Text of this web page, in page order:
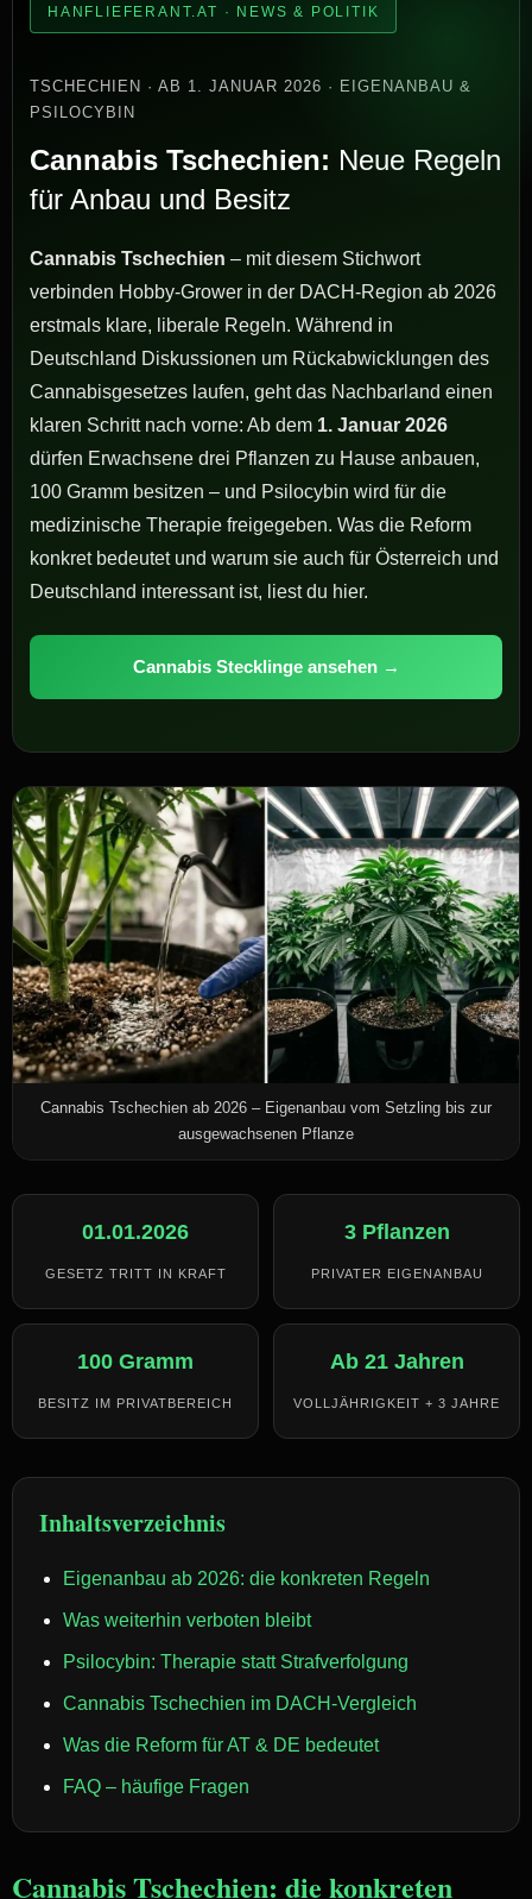
HANFLIEFERANT.AT · NEWS & POLITIK
TSCHECHIEN · AB 1. JANUAR 2026 · EIGENANBAU &
PSILOCYBIN
Cannabis Tschechien: Neue Regeln
für Anbau und Besitz
Cannabis Tschechien – mit diesem Stichwort
verbinden Hobby-Grower in der DACH-Region ab 2026
erstmals klare, liberale Regeln. Während in
Deutschland Diskussionen um Rückabwicklungen des
Cannabisgesetzes laufen, geht das Nachbarland einen
klaren Schritt nach vorne: Ab dem 1. Januar 2026
dürfen Erwachsene drei Pflanzen zu Hause anbauen,
100 Gramm besitzen – und Psilocybin wird für die
medizinische Therapie freigegeben. Was die Reform
konkret bedeutet und warum sie auch für Österreich und
Deutschland interessant ist, liest du hier.
Cannabis Stecklinge ansehen →
Cannabis Tschechien ab 2026 – Eigenanbau vom Setzling bis zur
ausgewachsenen Pflanze
01.01.2026
GESETZ TRITT IN KRAFT
3 Pflanzen
PRIVATER EIGENANBAU
100 Gramm
BESITZ IM PRIVATBEREICH
Ab 21 Jahren
VOLLJÄHRIGKEIT + 3 JAHRE
Inhaltsverzeichnis
Eigenanbau ab 2026: die konkreten Regeln
Was weiterhin verboten bleibt
Psilocybin: Therapie statt Strafverfolgung
Cannabis Tschechien im DACH-Vergleich
Was die Reform für AT & DE bedeutet
FAQ – häufige Fragen
Cannabis Tschechien: die konkreten